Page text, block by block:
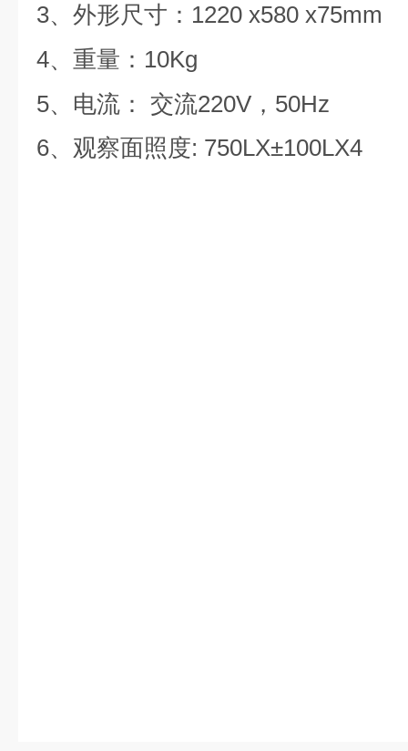
3、外形尺寸： 1220 x580 x75mm
4、重量： 10Kg
5、电流：
交流220V ， 50Hz
6、观察面照度: 750LX±100LX4